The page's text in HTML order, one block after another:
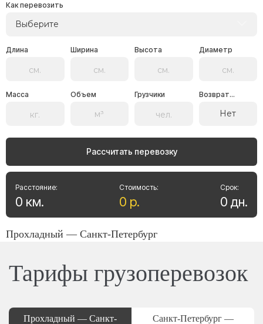
Как перевозить
Выберите
Длина Ширина Высота Диаметр
Масса Объем Грузчики Возврат...
Нет
Рассчитать перевозку
Стоимость:
0 р.
Расстояние:
0 км.
Срок:
0 дн.
Прохладный — Санкт-Петербург
Тарифы грузоперевозок
Прохладный — Санкт-
Санкт-Петербург —